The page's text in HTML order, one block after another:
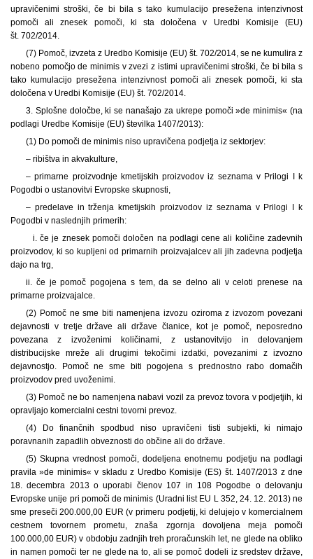
upravičenimi stroški, če bi bila s tako kumulacijo presežena intenzivnost
pomoči ali znesek pomoči, ki sta določena v Uredbi Komisije (EU)
št. 702/2014.
(7) Pomoč, izvzeta z Uredbo Komisije (EU) št. 702/2014, se ne kumulira z
nobeno pomočjo de minimis v zvezi z istimi upravičenimi stroški, če bi bila s
tako kumulacijo presežena intenzivnost pomoči ali znesek pomoči, ki sta
določena v Uredbi Komisije (EU) št. 702/2014.
3. Splošne določbe, ki se nanašajo za ukrepe pomoči »de minimis« (na
podlagi Uredbe Komisije (EU) številka 1407/2013):
(1) Do pomoči de minimis niso upravičena podjetja iz sektorjev:
– ribištva in akvakulture,
– primarne proizvodnje kmetijskih proizvodov iz seznama v Prilogi I k
Pogodbi o ustanovitvi Evropske skupnosti,
– predelave in trženja kmetijskih proizvodov iz seznama v Prilogi I k
Pogodbi v naslednjih primerih:
i. če je znesek pomoči določen na podlagi cene ali količine zadevnih
proizvodov, ki so kupljeni od primarnih proizvajalcev ali jih zadevna podjetja
dajo na trg,
ii. če je pomoč pogojena stem, da se delno ali v celoti prenese na
primarne proizvajalce.
(2) Pomoč ne sme biti namenjena izvozu oziroma z izvozom povezani
dejavnosti v tretje države ali države članice, kot je pomoč, neposredno
povezana z izvoženimi količinami, z ustanovitvijo in delovanjem
distribucijske mreže ali drugimi tekočimi izdatki, povezanimi z izvozno
dejavnostjo. Pomoč ne sme biti pogojena s prednostno rabo domačih
proizvodov pred uvoženimi.
(3) Pomoč ne bo namenjena nabavi vozil za prevoz tovora v podjetjih, ki
opravljajo komercialni cestni tovorni prevoz.
(4) Do finančnih spodbud niso upravičeni tisti subjekti, ki nimajo
poravnanih zapadlih obveznosti do občine ali do države.
(5) Skupna vrednost pomoči, dodeljena enotnemu podjetju na podlagi
pravila »de minimis« v skladu z Uredbo Komisije (ES) št. 1407/2013 z dne
18. decembra 2013 o uporabi členov 107 in 108 Pogodbe o delovanju
Evropske unije pri pomoči de minimis (Uradni list EU L 352, 24. 12. 2013) ne
sme preseči 200.000,00 EUR (v primeru podjetij, ki delujejo v komercialnem
cestnem tovornem prometu, znaša zgornja dovoljena meja pomoči
100.000,00 EUR) v obdobju zadnjih treh proračunskih let, ne glede na obliko
in namen pomoči ter ne glede na to, ali se pomoč dodeli iz sredstev države,